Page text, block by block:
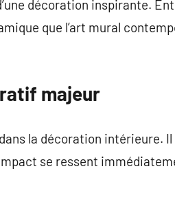
décoration inspirante.
que l’art mural
majeur
la décoration intérieure.
impact se ressent